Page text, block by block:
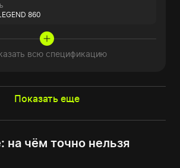
860
всю спецификацию
Показать еще
на чём точно нельзя